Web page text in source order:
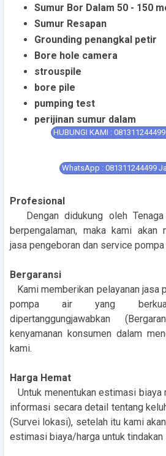
Sumur Bor Dalam 50 - 150
Sumur Resapan
Grounding penangkal petir
Bore hole camera
strouspile
bore pile
pumping test
perijinan sumur dalam
HUBUNGI KAMI :
WhatsApp : 081311244499
Profesional
Dengan didukung oleh
berpengalaman, maka kami akan
jasa pengeboran dan service
Bergaransi
Kami memberikan pelayanan jasa
pompa air yang
dipertanggungjawabkan
kenyamanan konsumen dalam
kami.
Harga Hemat
Untuk menentukan estimasi biaya
informasi secara detail tentang
(Survei lokasi), setelah itu kami
estimasi biaya/harga untuk tindakan